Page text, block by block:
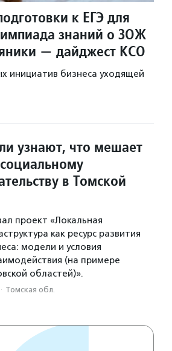
к ЕГЭ для
знаний о ЗОЖ
— дайджест КСО
инициатив бизнеса уходящей
узнают, что мешает
в Томской
проект «Локальная
как ресурс развития
модели и условия
(на примере
областей)».
· Томская обл.